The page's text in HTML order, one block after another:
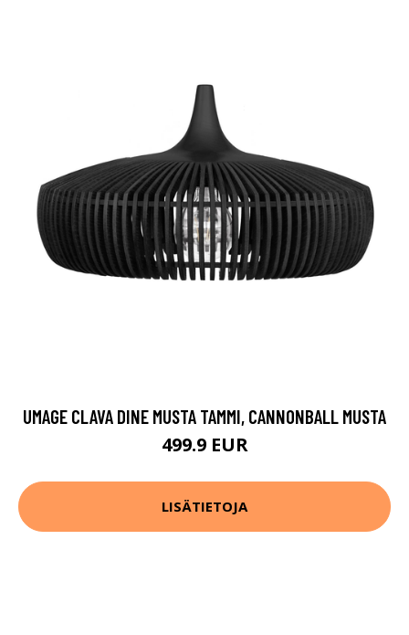
UMAGE CLAVA DINE MUSTA TAMMI, CANNONBALL MUSTA
499.9 EUR
LISÄTIETOJA